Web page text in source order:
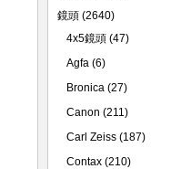
鏡頭 (2640)
4x5鏡頭 (47)
Agfa (6)
Bronica (27)
Canon (211)
Carl Zeiss (187)
Contax (210)